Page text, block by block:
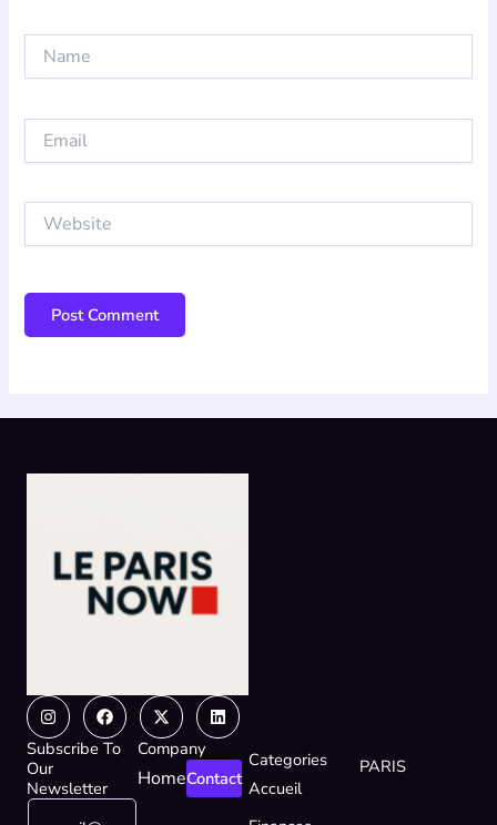
Website
InstagramFacebook
X-
twitter
Linkedin
Subscribe To
Our
Newsletter
*E
Company
HomeContact
Categories
Accueil
PARIS